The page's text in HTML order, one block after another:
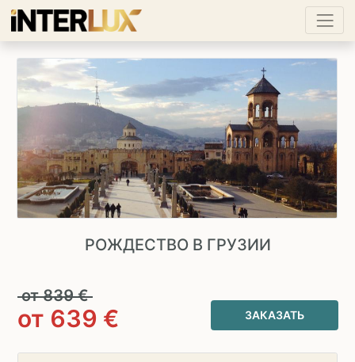
РОЖДЕСТВО В ГРУЗИИ
от839€
от 639 € ЗАКАЗАТЬ